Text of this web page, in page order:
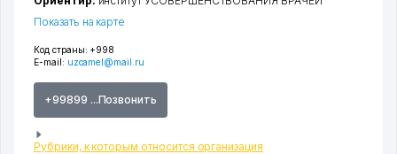
Код страны: +998
E-mail: uzcamel@mail.ru
+99899 ...Позвонить
Рубрики, к которым относится организация
Показать на карте